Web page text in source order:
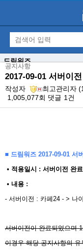
드림워즈
공지사항
2017-09-01 서버이
작성자 최고관리자
1,005,077회 댓글 1건
■ 드림워즈 2017-09-01 서
​ • 적용일시 : 서버이전 완료
• 내용 : ​
- 서버이전 : 카페24 - > 나
서버이전이 완료되었으며
이경우 해당 공지사항의